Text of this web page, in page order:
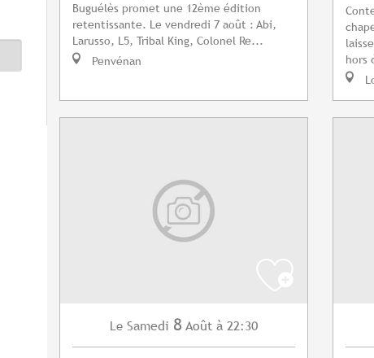
Buguélès promet une 12ème édition
retentissante. Le vendredi 7 août : Abi,
Larusso, L5, Tribal King, Colonel Re...
Penvénan
hors
Le Samedi 8 Août à 22:30